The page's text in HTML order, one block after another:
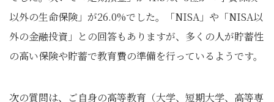
以外の生命保険」が26.0%でした。「NISA」や「NISA以
外の金融投資」との回答もありますが、多くの人が貯蓄性
の高い保険や貯蓄で教育費の準備を行っているようです。
次の質問は、ご自身の高等教育（大学、短期大学、高等専